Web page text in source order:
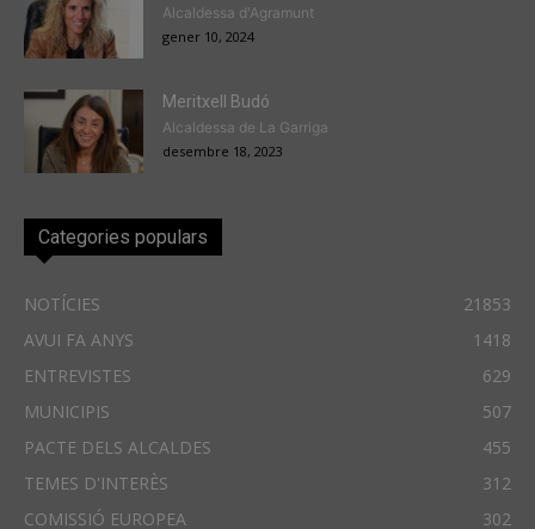
Alcaldessa d'Agramunt
gener 10, 2024
Meritxell Budó
Alcaldessa de La Garriga
desembre 18, 2023
Categories populars
NOTÍCIES
21853
AVUI FA ANYS
1418
ENTREVISTES
629
MUNICIPIS
507
PACTE DELS ALCALDES
455
TEMES D'INTERÈS
312
COMISSIÓ EUROPEA
302